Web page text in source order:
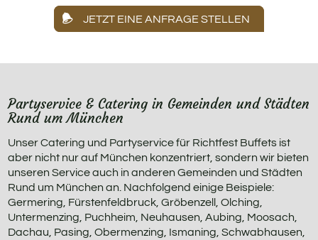
JETZT EINE ANFRAGE STELLEN
Partyservice & Catering in Gemeinden und Städten
Rund um München
Unser Catering und Partyservice für Richtfest Buffets ist
aber nicht nur auf München konzentriert, sondern wir bieten
unseren Service auch in anderen Gemeinden und Städten
Rund um München an. Nachfolgend einige Beispiele:
Germering, Fürstenfeldbruck, Gröbenzell, Olching,
Untermenzing, Puchheim, Neuhausen, Aubing, Moosach,
Dachau, Pasing, Obermenzing, Ismaning, Schwabhausen,